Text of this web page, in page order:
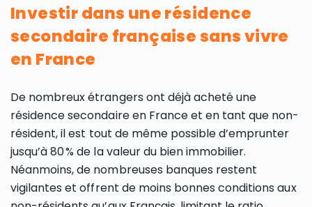
Investir dans une résidence
secondaire française sans vivre
en France
De nombreux étrangers ont déjà acheté une
résidence secondaire en France et en tant que non-
résident, il est tout de même possible d’emprunter
jusqu’à 80 % de la valeur du bien immobilier.
Néanmoins, de nombreuses banques restent
vigilantes et offrent de moins bonnes conditions aux